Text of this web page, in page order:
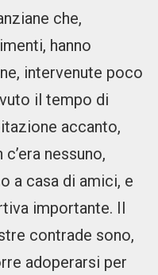
che,
hanno
intervenute poco
il tempo di
accanto,
nessuno,
a casa di amici, e
importante. Il
contrade sono,
adoperarsi per